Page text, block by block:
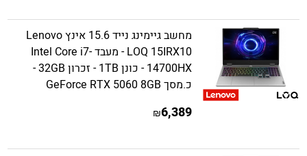
מחשב גיימינג נייד 15.6 אינץ Lenovo
LOQ 15IRX10 - מעבד Intel Core i7-
14700HX - כונן 1TB - זכרון 32GB -
כ.מסך GeForce RTX 5060 8GB
6,389
₪